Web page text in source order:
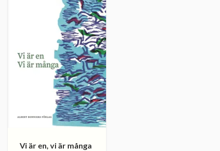
Vi är en, vi är många